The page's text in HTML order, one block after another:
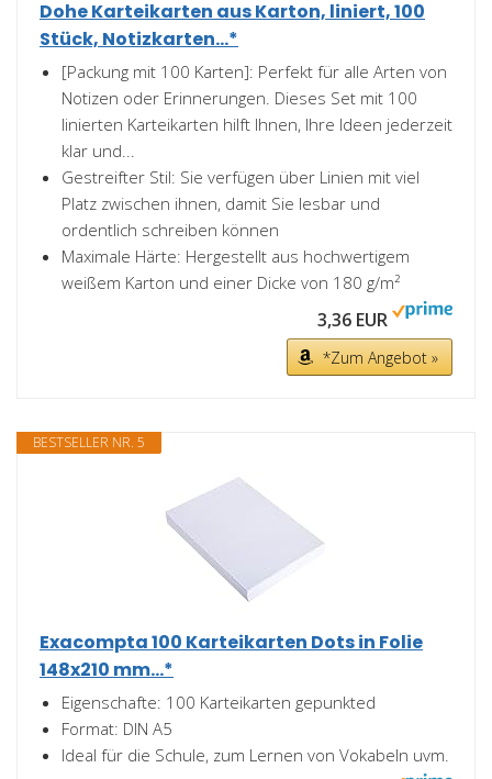
Dohe Karteikarten aus Karton, liniert, 100
Stück, Notizkarten...*
[Packung mit 100 Karten]: Perfekt für alle Arten von
Notizen oder Erinnerungen. Dieses Set mit 100
linierten Karteikarten hilft Ihnen, Ihre Ideen jederzeit
klar und...
Gestreifter Stil: Sie verfügen über Linien mit viel
Platz zwischen ihnen, damit Sie lesbar und
ordentlich schreiben können
Maximale Härte: Hergestellt aus hochwertigem
weißem Karton und einer Dicke von 180 g/m²
3,36 EUR
*Zum Angebot »
BESTSELLER NR. 5
Exacompta 100 Karteikarten Dots in Folie
148x210 mm...*
Eigenschafte: 100 Karteikarten gepunkted
Format: DIN A5
Ideal für die Schule, zum Lernen von Vokabeln uvm.